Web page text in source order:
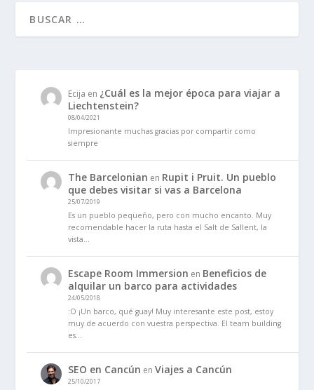
Ecija en ¿Cuál es la mejor época para viajar a
Liechtenstein?
08/04/2021
Impresionante muchas gracias por compartir como
siempre
The Barcelonian en Rupit i Pruit. Un pueblo
que debes visitar si vas a Barcelona
25/07/2019
Es un pueblo pequeño, pero con mucho encanto. Muy
recomendable hacer la ruta hasta el Salt de Sallent, la
vista…
Escape Room Immersion en Beneficios de
alquilar un barco para actividades
24/05/2018
:O ¡Un barco, qué guay! Muy interesante este post, estoy
muy de acuerdo con vuestra perspectiva. El team building
es…
SEO en Cancún enViajes a Cancún
25/10/2017